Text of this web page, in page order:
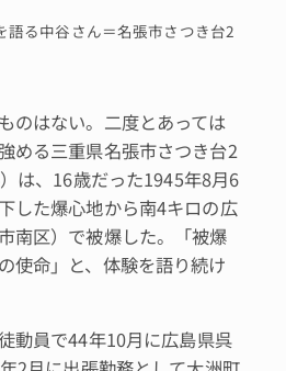
語る中谷さん＝名張市さつき台2
のはない。二度とあっては
める三重県名張市さつき台2
は、16歳だった1945年8月6
した爆心地から南4キロの広
南区）で被爆した。「被爆
使命」と、体験を語り続け
動員で44年10月に広島県呉